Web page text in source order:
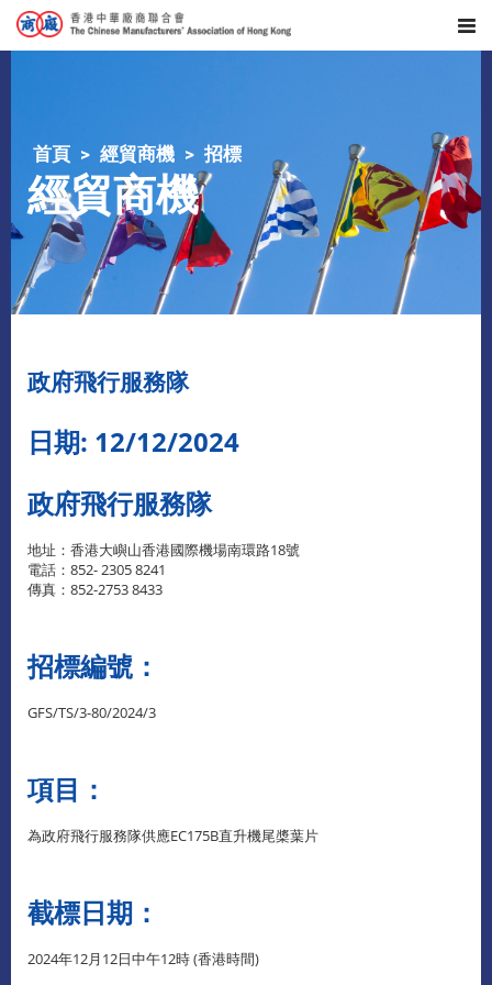
首頁 經貿商機 招標
經貿商機
政府飛行服務隊
日期: 12/12/2024
政府飛行服務隊
地址：香港大嶼山香港國際機場南環路18號
電話：852- 2305 8241
傳真：852-2753 8433
招標編號：
GFS/TS/3-80/2024/3
項目：
為政府飛行服務隊供應EC175B直升機尾槳葉片
截標日期：
2024年12月12日中午12時 (香港時間)